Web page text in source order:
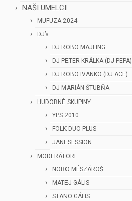
NAŠI UMELCI
MUFUZA 2024
DJ’s
DJ ROBO MAJLING
DJ PETER KRÁLKA (DJ PEPA)
DJ ROBO IVANKO (DJ ACE)
DJ MARIÁN ŠTUBŇA
HUDOBNÉ SKUPINY
YPS 2010
FOLK DUO PLUS
JANESESSION
MODERÁTORI
NORO MÉSZÁROŠ
MATEJ GÁLIS
STANO GÁLIS